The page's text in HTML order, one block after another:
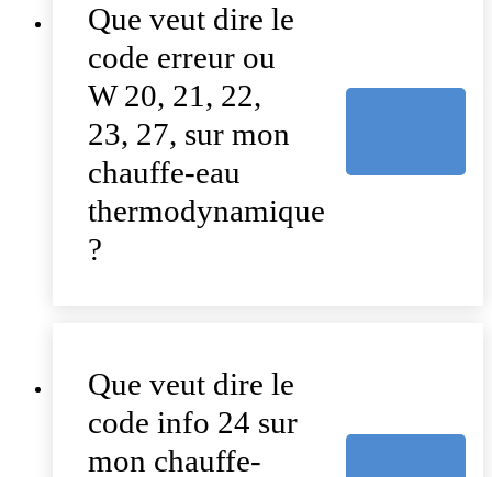
Que veut dire le
code erreur ou
W 20, 21, 22,
23, 27, sur mon
chauffe-eau
thermodynamique
?
Que veut dire le
code info 24 sur
mon chauffe-